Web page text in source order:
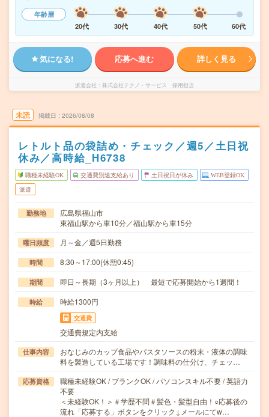
年齢層
20代
30代 40代 50代 60代
気になる! 応募へ進む 詳しく見る
派遣会社 株式会社テクノ・サービス 採用担当
未読 掲載日 2026/08/08
レトルト品の袋詰め・チェック／週5／土日祝
休み／高時給_H6738
職種未経験OK 交通費別途支給あり 土日祝日が休み WEB登録OK
派遣
勤務地
広島県福山市
東福山駅から車10分／福山駅から車15分
曜日頻度 月～金／週5日勤務
時間 8:30～17:00(休憩0:45)
期間 即日～長期（3ヶ月以上） 最短で応募開始から1週間！
時給 時給1300円
交通費
交通費規定内支給
仕事内容
おなじみのカップ食品やパスタソースの粉末・液体の調味
料を製造している工場です！調味料の仕分け、チェッ…
応募資格
職種未経験OK / ブランクOK / パソコンスキル不要 / 英語力
不要
＜未経験OK！＞＃学歴不問＃髪色・髪型自由！○応募後の
流れ「応募する」ボタンをクリック↓メールにてw…